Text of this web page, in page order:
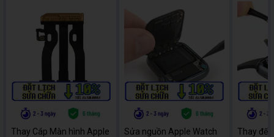
Thay Cáp Màn hình Apple
Sửa nguồn Apple Watch
Thay đế